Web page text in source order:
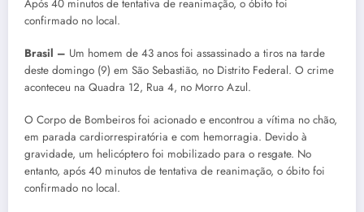
Após 40 minutos de tentativa de reanimação, o óbito foi
confirmado no local.
Brasil – Um homem de 43 anos foi assassinado a tiros na tarde
deste domingo (9) em São Sebastião, no Distrito Federal. O crime
aconteceu na Quadra 12, Rua 4, no Morro Azul.
O Corpo de Bombeiros foi acionado e encontrou a vítima no chão,
em parada cardiorrespiratória e com hemorragia. Devido à
gravidade, um helicóptero foi mobilizado para o resgate. No
entanto, após 40 minutos de tentativa de reanimação, o óbito foi
confirmado no local.